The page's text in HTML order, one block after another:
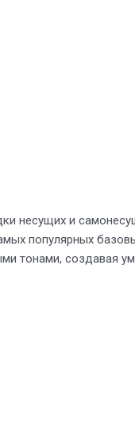
несущих и
популярных
тонами, создавая